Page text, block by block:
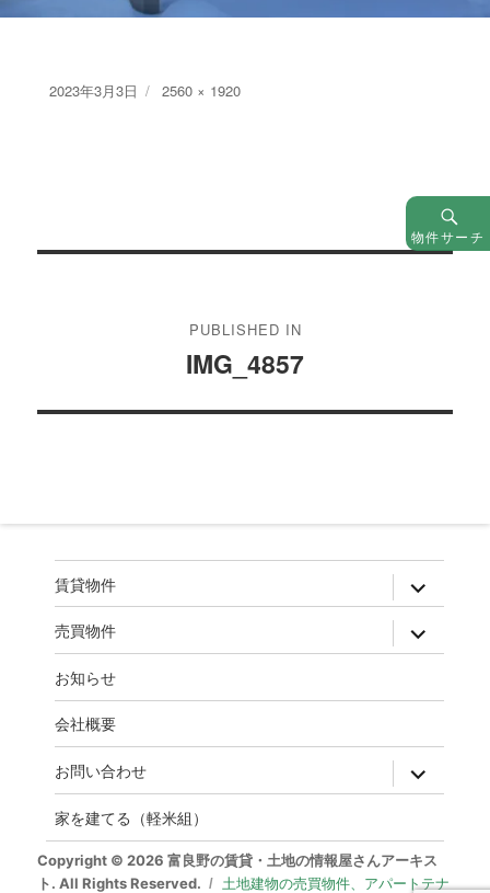
Posted
2023年3月3日
Full
2560 × 1920
ゲ
ン
PUBLISHED IN
IMG_4857
物件サーチ
賃貸物件 expand
child
menu
売買物件 expand
child
menu
お知らせ
会社概要
お問い合わせ expand
child
menu
家を建てる（軽米組）
Copyright © 2026 富良野の賃貸・土地の情報屋さんアーキス
ト. All Rights Reserved.
土地建物の売買物件、アパートテナ